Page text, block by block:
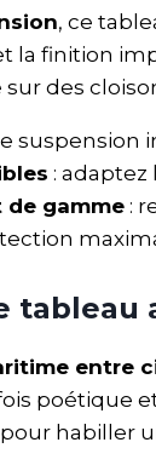
, ce
la finition
sur des
suspension
:
de gamme:
entre
poétique
habiller